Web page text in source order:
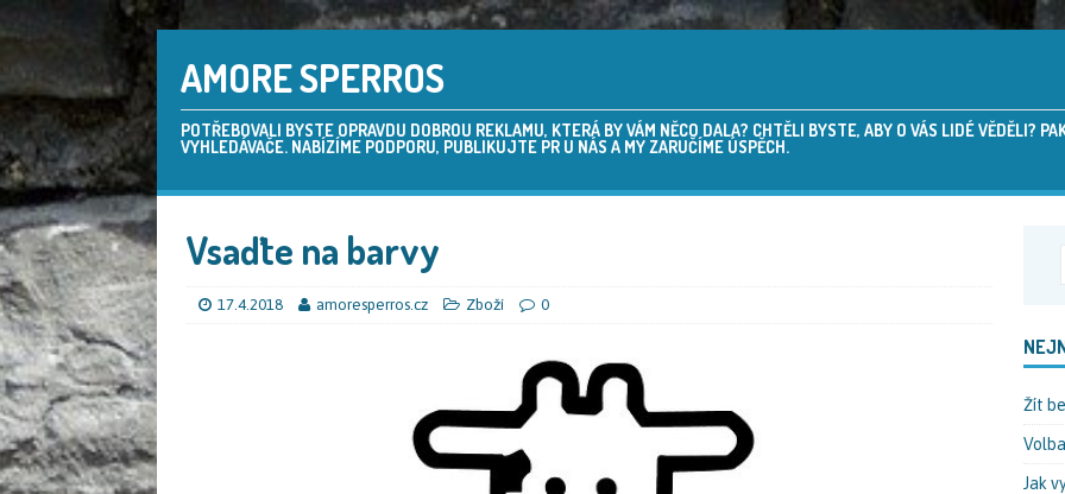
AMORE SPERROS
POTŘEBOVALI BYSTE OPRAVDU DOBROU REKLAMU, KTERÁ BY VÁM NĚCO DALA? CHTĚLI BYSTE, ABY O VÁS LIDÉ VĚDĚLI?
VYHLEDÁVAČE. NABÍZÍME PODPORU, PUBLIKUJTE PR U NÁS A MY ZARUČÍME ÚSPĚCH.
Vsaďte na barvy
17.4.2018 amoresperros.cz Zboží 0
Žít
Jak